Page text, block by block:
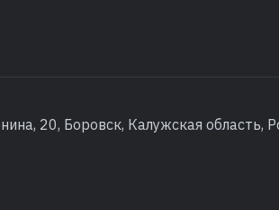
20, Боровск, Калужская область,